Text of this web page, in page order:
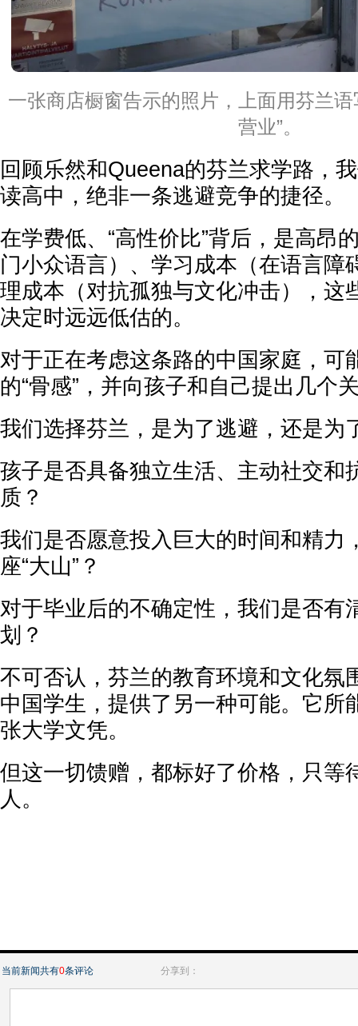
一张商店橱窗告示的照片，上面用芬兰
营业”。
回顾乐然和Queena的芬兰求学路，
读高中，绝非一条逃避竞争的捷径。
在学费低、“高性价比”背后，是高昂
门小众语言）、学习成本（在语言障
理成本（对抗孤独与文化冲击），这
决定时远远低估的。
对于正在考虑这条路的中国家庭，可
的“骨感”，并向孩子和自己提出几个
我们选择芬兰，是为了逃避，还是为
孩子是否具备独立生活、主动社交和
质？
我们是否愿意投入巨大的时间和精力
座“大山”？
对于毕业后的不确定性，我们是否有
划？
不可否认，芬兰的教育环境和文化氛
中国学生，提供了另一种可能。它所
张大学文凭。
但这一切馈赠，都标好了价格，只等
人。
当前新闻共有0条评论 分享到：